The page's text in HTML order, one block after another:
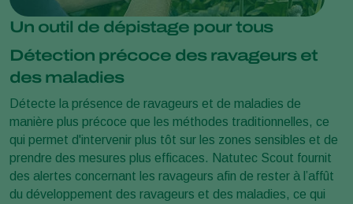
Un outil de dépistage pour tous
Détection précoce des ravageurs et
des maladies
Détecte la présence de ravageurs et de maladies de
manière plus précoce que les méthodes traditionnelles, ce
qui permet d'intervenir plus tôt sur les zones sensibles et de
prendre des mesures plus efficaces. Natutec Scout fournit
des alertes concernant les ravageurs afin de rester à l’affût
du développement des ravageurs et des maladies, ce qui